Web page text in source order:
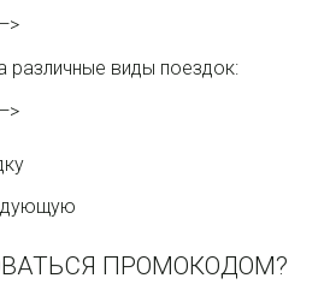
виды поездок:
ПРОМОКОДОМ?